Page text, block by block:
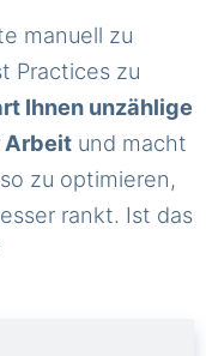
manuell zu
Practices zu
Ihnen unzählige
Arbeitund macht
zu optimieren,
rankt. Ist das